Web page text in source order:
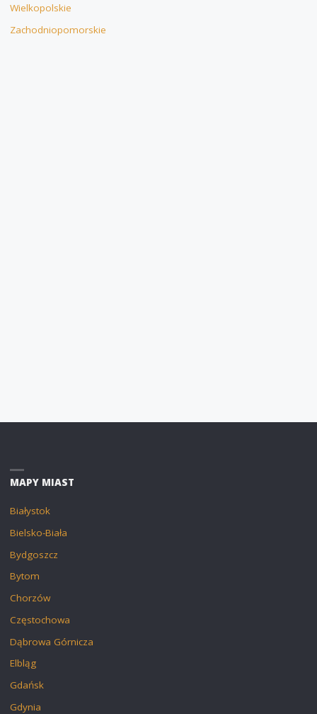
Wielkopolskie
Zachodniopomorskie
MAPY MIAST
Białystok
Bielsko-Biała
Bydgoszcz
Bytom
Chorzów
Częstochowa
Dąbrowa Górnicza
Elbląg
Gdańsk
Gdynia